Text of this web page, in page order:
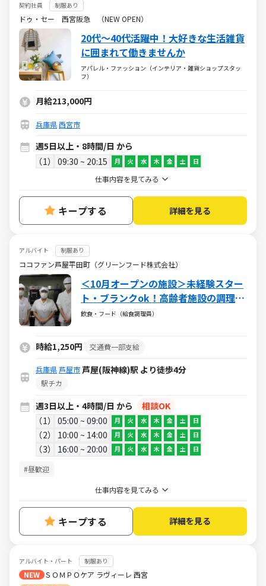
契約社員 制服あり
ドゥ・セー 西宮阪急 （NEW OPEN）
20代～40代活躍中！大好きな生活雑貨
に囲まれて働きませんか
アパレル・ファッション（インテリア・雑貨ショップスタッ
フ）
月給213,000円
兵庫県西宮市
週5日以上・8時間/日 から
1
09:30 ~ 20:15 月 火 水 木 金 土 日
仕事内容を見てみる
キープする 詳細を見る
アルバイト 制服あり
ココファン芦屋平田町（グリーンフード株式会社）
＜10月オープンの施設＞未経験スター
ト・ブランクok！高齢者施設の調理補
助！
飲食・フード（給食調理員）
時給1,250円 交通費一部支給
兵庫県芦屋市芦屋(阪神線)駅 より徒歩4分
駅チカ
週3日以上・4時間/日 から
相談OK
1
05:00 ~ 09:00 月 火 水 木 金 土 日
2 10:00 ~ 14:00 月 火 水 木 金 土 日
3 16:00 ~ 20:00 月 火 水 木 金 土 日
#昼歓迎
仕事内容を見てみる
キープする 詳細を見る
アルバイト・パート 制服あり
NEW ＳＯＭＰＯケア ラヴィーレ 西宮